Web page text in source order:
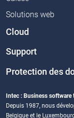
Solutions web
Cloud
Support
Protection des
Intec : Business
Depuis 1987, nous
Belgique et le